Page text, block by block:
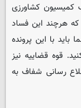
کمیسیون کشاورزی
که هرچند این فساد
با این پرونده
قوه قضاییه نیز
رسانی شفاف به